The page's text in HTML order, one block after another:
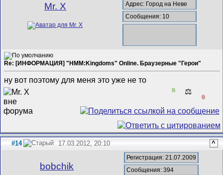
Mr. X
Адрес: Город на Неве
Сообщения: 10
Re: [ИНФОРМАЦИЯ] "HMM:Kingdoms" Online. Браузерные "Герои"
ну вот поэтому для меня это уже не то
0 ⚖️
0
#14 17.03.2012, 20:10 ^
bobchik
Регистрация: 21.07.2009
Сообщения: 394